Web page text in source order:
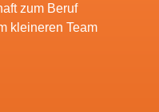
zum Beruf
kleineren Team